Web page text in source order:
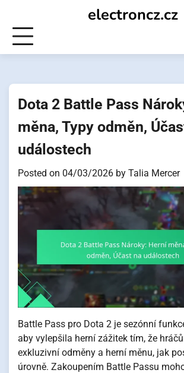
content
electroncz.cz
Dota 2 Battle Pass
měna, Typy odměn,
událostech
Posted on 04/03/2026 by Talia Mercer
Battle Pass pro Dota 2 je sezónní
aby vylepšila herní zážitek tím, že
exkluzivní odměny a herní měnu, jak
úrovně. Zakoupením Battle Passu